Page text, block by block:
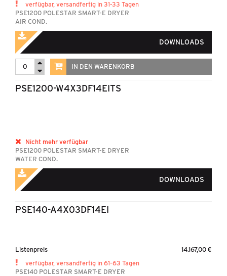
verfügbar, versandfertig in 31-33 Tagen
PSE1200 POLESTAR SMART-E DRYER
AIR COND.
DOWNLOADS
IN DEN WARENKORB
PSE1200-W4X3DF14EITS
Nicht mehr verfügbar
PSE1200 POLESTAR SMART-E DRYER
WATER COND.
DOWNLOADS
PSE140-A4X03DF14EI
Listenpreis
14.167,00 €
verfügbar, versandfertig in 61-63 Tagen
PSE140 POLESTAR SMART-E DRYER